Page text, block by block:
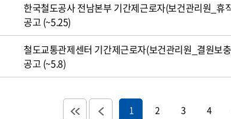
한국철도공사 전남본부 기간제근로자(보건관리원_휴
공고 (~5.25)
철도교통관제센터 기간제근로자(보건관리원_결원보
공고 (~5.8)
1 2 3 4